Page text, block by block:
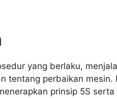
yang berlaku,
tentang perbaikan mesin.
prinsip 5S